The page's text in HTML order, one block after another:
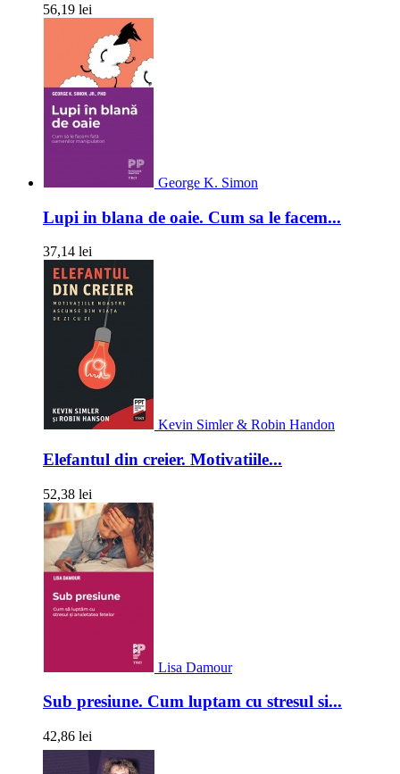
56,19 lei
George K. Simon
Lupi in blana de oaie. Cum sa le facem...
37,14 lei
Kevin Simler & Robin Handon
Elefantul din creier. Motivatiile...
52,38 lei
Lisa Damour
Sub presiune. Cum luptam cu stresul si...
42,86 lei